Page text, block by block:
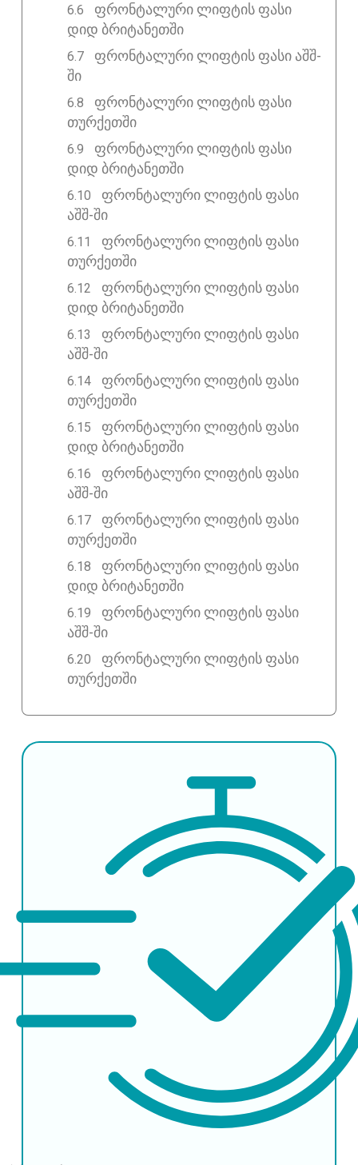
ფრონტალური ლიფტის ფასი
დიდ ბრიტანეთში
ფრონტალური ლიფტის ფასი აშშ-
ში
ფრონტალური ლიფტის ფასი
თურქეთში
ფრონტალური ლიფტის ფასი
დიდ ბრიტანეთში
ფრონტალური ლიფტის ფასი
აშშ-ში
ფრონტალური ლიფტის ფასი
თურქეთში
ფრონტალური ლიფტის ფასი
დიდ ბრიტანეთში
ფრონტალური ლიფტის ფასი
აშშ-ში
ფრონტალური ლიფტის ფასი
თურქეთში
ფრონტალური ლიფტის ფასი
დიდ ბრიტანეთში
ფრონტალური ლიფტის ფასი
აშშ-ში
ფრონტალური ლიფტის ფასი
თურქეთში
ფრონტალური ლიფტის ფასი
დიდ ბრიტანეთში
ფრონტალური ლიფტის ფასი
აშშ-ში
ფრონტალური ლიფტის ფასი
თურქეთში